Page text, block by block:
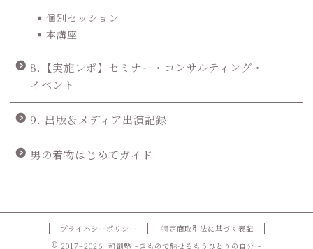
個別セッション
本講座
8.【実施レポ】セミナー・コンサルティング・
イベント
9. 出版＆メディア出演記録
男の着物はじめてガイド
プライバシーポリシー
特定商取引法に基づく表記
2017–2026 和創塾〜きもので魅せるもうひとりの自分〜